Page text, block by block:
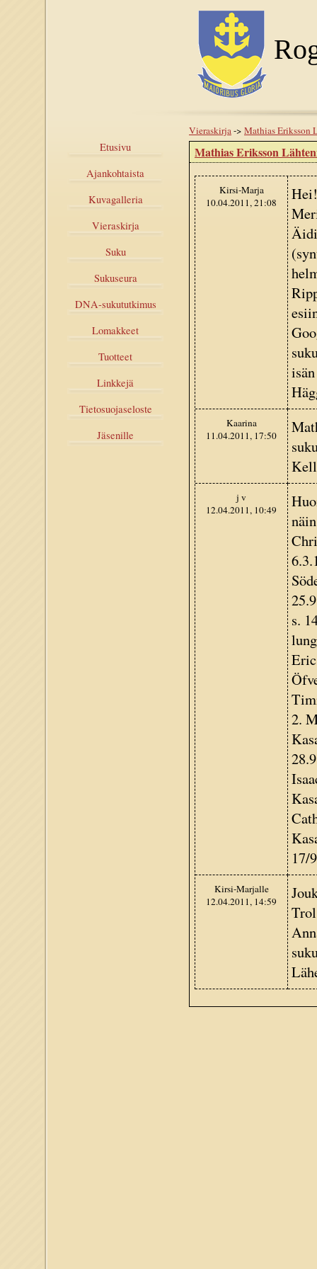
Etusivu
Ajankohtaista
Kuvagalleria
Vieraskirja
Suku
Sukuseura
DNA-sukututkimus
Lomakkeet
Tuotteet
Linkkejä
Tietosuojaseloste
Jäsenille
Vieraskirja-> Mathias Eriksson
Mathias Eriksson
Kirsi-Marja
10.04.2011, 21:08
Kaarina
11.04.2011, 17:50
j v
12.04.2011, 10:49
s.
2.
17/
Kirsi-Marjalle
12.04.2011, 14:59